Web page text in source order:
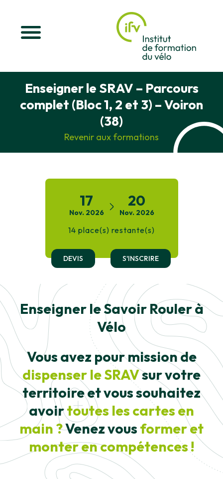
Enseigner le SRAV – Parcours
complet (Bloc 1, 2 et 3) – Voiron
(38)
Revenir aux formations
17
Nov. 2026
20
Nov. 2026
14 place(s) restante(s)
DEVIS S'INSCRIRE
Enseigner le Savoir Rouler à
Vélo
Vous avez pour mission de
dispenser le SRAVsur votre
territoire et vous souhaitez
avoirtoutes les cartes en
main ?Venez vous former et
monter en compétences !